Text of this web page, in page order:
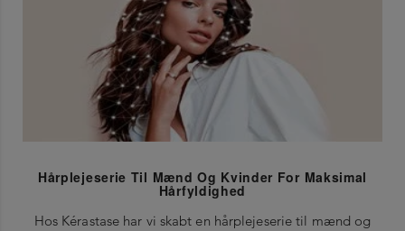
Hårplejeserie Til Mænd Og Kvinder For Maksimal
Hårfyldighed
Hos Kérastase har vi skabt en hårplejeserie til mænd og